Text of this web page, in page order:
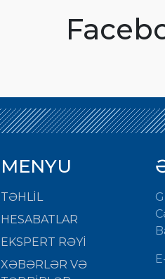
MENYU
TƏHLİL
HESABATLAR
EKSPERT RƏYİ
XƏBƏRLƏR VƏ